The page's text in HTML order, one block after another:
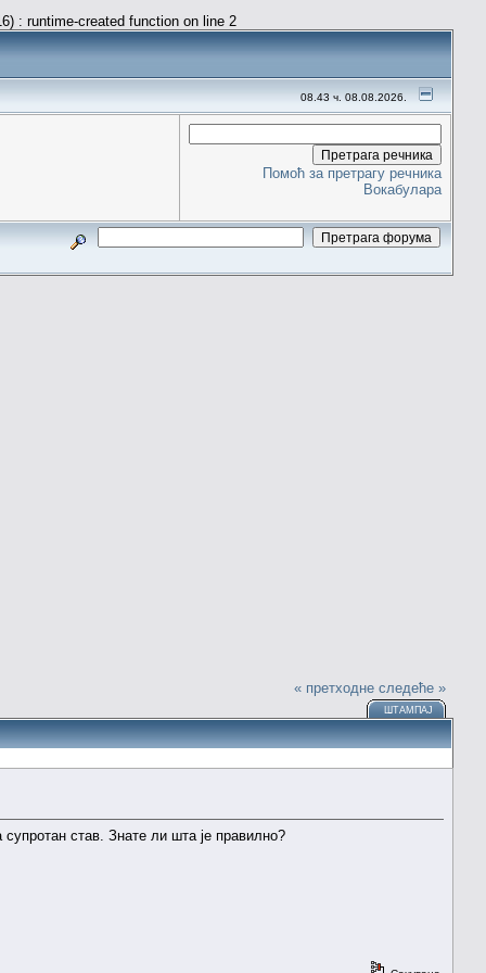
: runtime-created function on line 2
08.43 ч. 08.08.2026.
Помоћ за претрагу речника
Вокабулара
« претходне следеће »
ШТАМПАЈ
став. Знате ли шта је правилно?